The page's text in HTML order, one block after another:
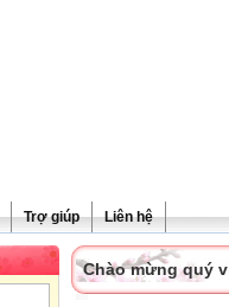
Trợ giúp Liên hệ
Chào mừng quý